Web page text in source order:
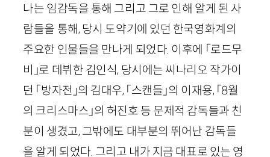
나는 임감독을 통해 그리고 그로 인해 알게 된 사
람들을 통해, 당시 도약기에 있던 한국영화계의
주요한 인물들을 만나게 되었다. 이후에 「로드무
비」로 데뷔한 김인식, 당시에는 씨나리오 작가이
던 「방자전」의 김대우, 「스캔들」의 이재용, 「8월
의 크리스마스」의 허진호 등 문제적 감독들과 친
분이 생겼고, 그밖에도 대부분의 뛰어난 감독들
을 알게 되었다. 그리고 내가 지금 대표로 있는 영